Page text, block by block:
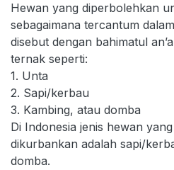
Hewan yang diperbolehkan
sebagaimana tercantum
disebut dengan bahimatul
ternak seperti:
1. Unta
2. Sapi/kerbau
3. Kambing, atau domba
Di Indonesia jenis hewan
dikurbankan adalah sapi/
domba.